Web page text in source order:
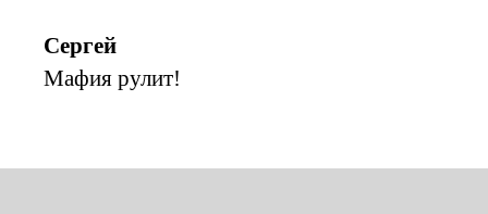
Сергей
Мафия рулит!